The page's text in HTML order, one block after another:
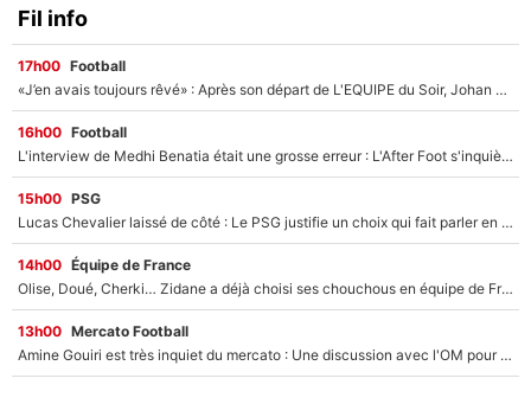
Fil info
17h00 Football
«J’en avais toujours rêvé» : Après son départ de L'EQUIPE du Soir, Johan Micoud va rebondir avec une activité «confidentielle»
16h00 Football
L'interview de Medhi Benatia était une grosse erreur : L'After Foot s'inquiète pour l'avenir de l'ancien dirigeant de l'OM qui pourrait rester longtemps au chômage
15h00 PSG
Lucas Chevalier laissé de côté : Le PSG justifie un choix qui fait parler en plein mercato
14h00 Équipe de France
Olise, Doué, Cherki… Zidane a déjà choisi ses chouchous en équipe de France ? L’IA annonce des surprises sans Kylian Mbappé !
13h00 Mercato Football
Amine Gouiri est très inquiet du mercato : Une discussion avec l'OM pour acter son transfert !